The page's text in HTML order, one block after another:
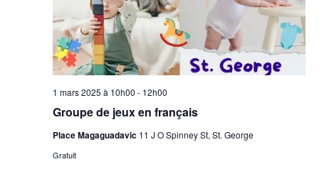
Groupe de jeux en français
1 mars 2025 à 10h00 - 12h00
Place Magaguadavic 11 J O Spinney St, St. George
Gratuit